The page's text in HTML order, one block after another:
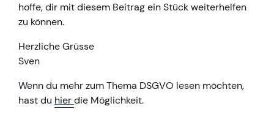
hoffe, dir mit diesem Beitrag ein Stück weiterhelfen
zu können.
Herzliche Grüsse
Sven
Wenn du mehr zum Thema DSGVO lesen möchten,
hast du hierdie Möglichkeit.